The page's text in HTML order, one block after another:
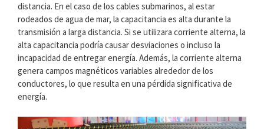
distancia. En el caso de los cables submarinos, al estar
rodeados de agua de mar, la capacitancia es alta durante la
transmisión a larga distancia. Si se utilizara corriente alterna, la
alta capacitancia podría causar desviaciones o incluso la
incapacidad de entregar energía. Además, la corriente alterna
genera campos magnéticos variables alrededor de los
conductores, lo que resulta en una pérdida significativa de
energía.